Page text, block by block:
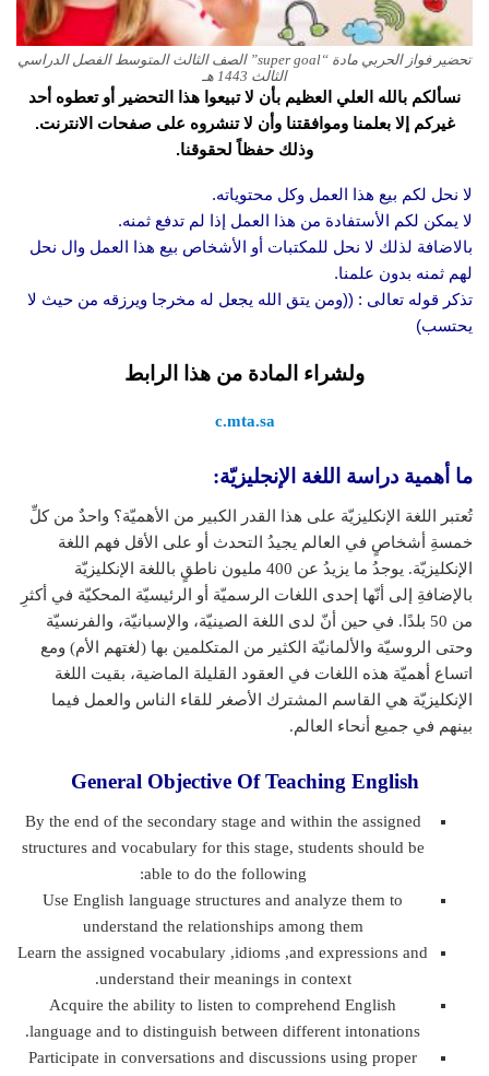
تحضير فواز الحربي مادة “super goal” الصف الثالث المتوسط الفصل الدراسي
الثالث 1443 هـ
نسألكم بالله العلي العظيم بأن لا تبيعوا هذا التحضير أو تعطوه أحد
غيركم إلا بعلمنا وموافقتنا وأن لا تنشروه على صفحات الانترنت.
وذلك حفظاً لحقوقنا.
لا نحل لكم بيع هذا العمل وكل محتوياته.
لا يمكن لكم الأستفادة من هذا العمل إذا لم تدفع ثمنه.
بالاضافة لذلك لا نحل للمكتبات أو الأشخاص بيع هذا العمل وال نحل
لهم ثمنه بدون علمنا.
تذكر قوله تعالى : ((ومن يتق الله يجعل له مخرجا ويرزقه من حيث لا
يحتسب)
ولشراء المادة من هذا الرابط
c.mta.sa
ما أهمية دراسة اللغة الإنجليزيّة:
تُعتبر اللغة الإنكليزيّة على هذا القدر الكبير من الأهميّة؟ واحدٌ من كلِّ
خمسةِ أشخاصٍ في العالم يجيدُ التحدث أو على الأقل فهم اللغة
الإنكليزيّة. يوجدُ ما يزيدُ عن 400 مليون ناطقٍ باللغة الإنكليزيّة
بالإضافةِ إلى أنّها إحدى اللغات الرسميّة أو الرئيسيّة المحكيّة في أكثرِ
من 50 بلدًا. في حين أنّ لدى اللغة الصينيّة، والإسبانيّة، والفرنسيّة
وحتى الروسيّة والألمانيّة الكثير من المتكلمين بها (لغتهم الأم) ومع
اتساع أهميّة هذه اللغات في العقود القليلة الماضية، بقيت اللغة
الإنكليزيّة هي القاسم المشترك الأصغر للقاء الناس والعمل فيما
بينهم في جميع أنحاء العالم.
General Objective Of Teaching English
By the end of the secondary stage and within the assigned
structures and vocabulary for this stage, students should be
able to do the following:
Use English language structures and analyze them to
understand the relationships among them
Learn the assigned vocabulary ,idioms ,and expressions and
understand their meanings in context.
Acquire the ability to listen to comprehend English
language and to distinguish between different intonations.
Participate in conversations and discussions using proper